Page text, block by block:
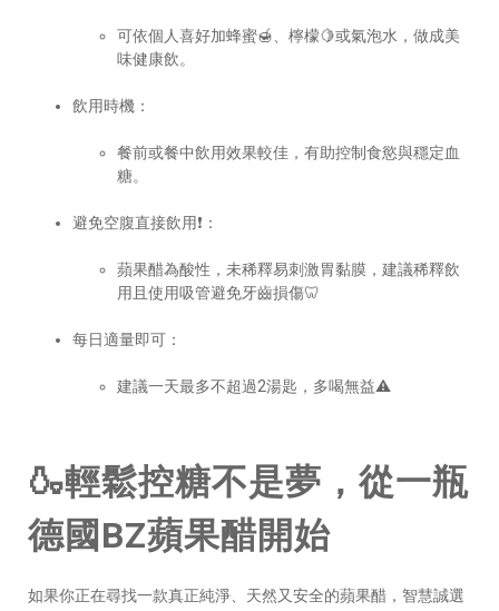
可依個人喜好加蜂蜜🍯、檸檬🍋或氣泡水，做成美
味健康飲。
飲用時機：
餐前或餐中飲用效果較佳，有助控制食慾與穩定血
糖。
避免空腹直接飲用❗：
蘋果醋為酸性，未稀釋易刺激胃黏膜，建議稀釋飲
用且使用吸管避免牙齒損傷🦷
每日適量即可：
建議一天最多不超過2湯匙，多喝無益⚠️
🍶輕鬆控糖不是夢，從一瓶
德國BZ蘋果醋開始
如果你正在尋找一款真正純淨、天然又安全的蘋果醋，智慧誠選